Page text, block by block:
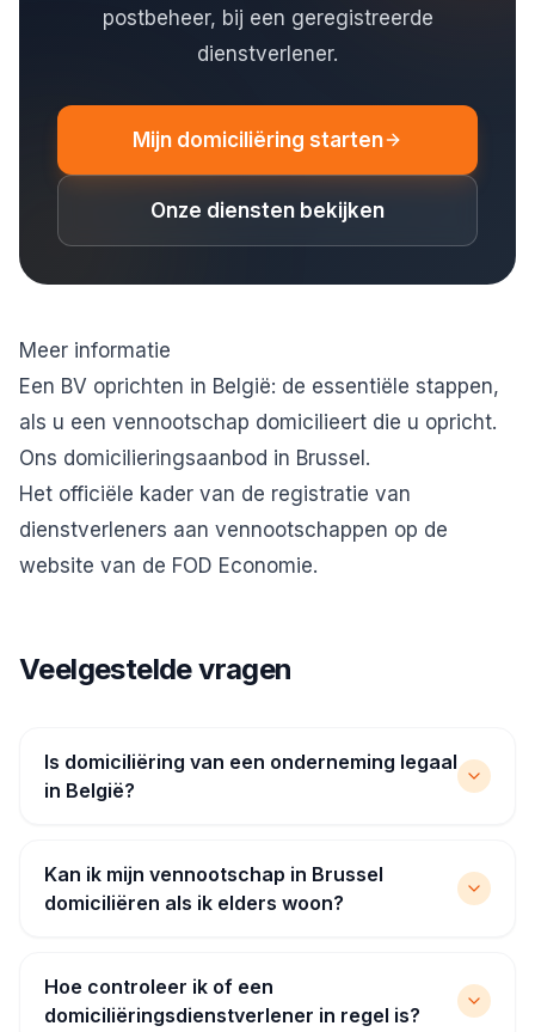
postbeheer, bij een geregistreerde
dienstverlener.
Mijn domiciliëring starten
Onze diensten bekijken
Meer informatie
Een BV oprichten in België: de essentiële stappen,
als u een vennootschap domicilieert die u opricht.
Ons domicilieringsaanbod in Brussel .
Het officiële kader van de registratie van
dienstverleners aan vennootschappen op de
website van de FOD Economie.
Veelgestelde vragen
Is domiciliëring van een onderneming legaal
in België?
Kan ik mijn vennootschap in Brussel
domiciliëren als ik elders woon?
Hoe controleer ik of een
domiciliëringsdienstverlener in regel is?